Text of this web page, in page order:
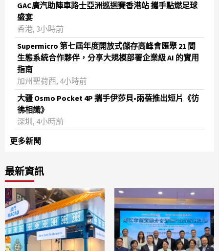
GAC廣汽助陣車路士亞洲巡迴賽香港站 攜手點燃足球
盛宴
香港, 3小時前
Supermicro 第七屆年度開放式儲存高峰會匯聚 21 間
生態系統合作夥伴，分享大規模部署企業級 AI 的實用
指南
加州聖荷西, 4小時前
大疆 Osmo Pocket 4P 攜手伊莎貝•雨蓓推出短片《彷
彿相識》
深圳, 4小時前
更多新聞
最新資訊